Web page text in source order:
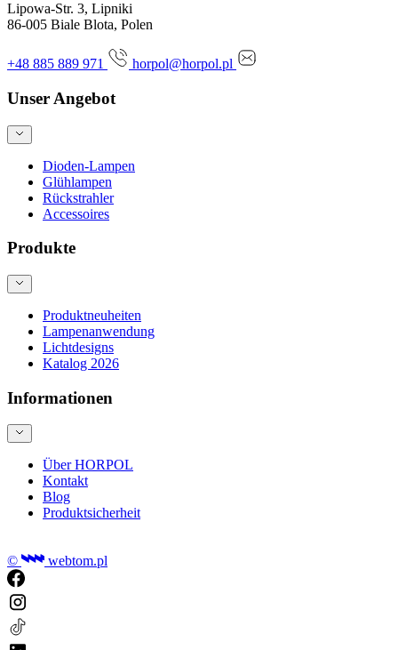
Lipowa-Str. 3, Lipniki
86-005 Biale Blota, Polen
+48 885 889 971 horpol@horpol.pl
Unser Angebot
Dioden-Lampen
Glühlampen
Rückstrahler
Accessoires
Produkte
Produktneuheiten
Lampenanwendung
Lichtdesigns
Katalog 2026
Informationen
Über HORPOL
Kontakt
Blog
Produktsicherheit
© webtom.pl